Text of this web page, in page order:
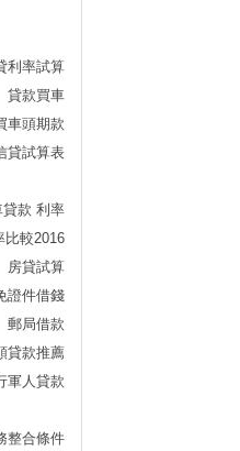
利率試算
貸款買車
車頭期款
貸試算表
貸款 利率
比較2016
房貸試算
證件借錢
郵局借款
貸款推薦
軍人貸款
整合條件